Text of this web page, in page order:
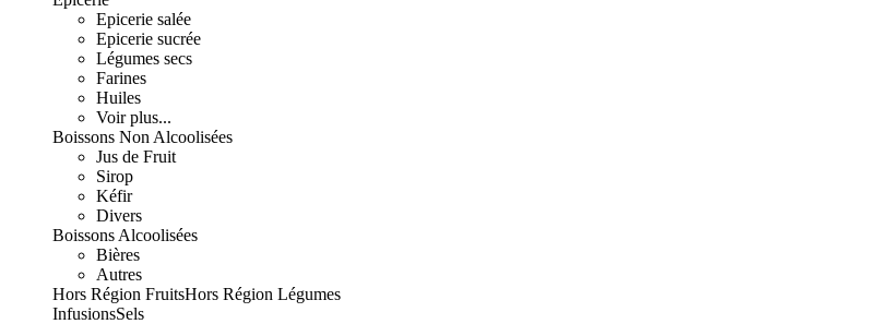
Epicerie salée
Epicerie sucrée
Légumes secs
Farines
Huiles
Voir plus...
Boissons Non Alcoolisées
Jus de Fruit
Sirop
Kéfir
Divers
Boissons Alcoolisées
Bières
Autres
Hors Région FruitsHors Région Légumes
InfusionsSels